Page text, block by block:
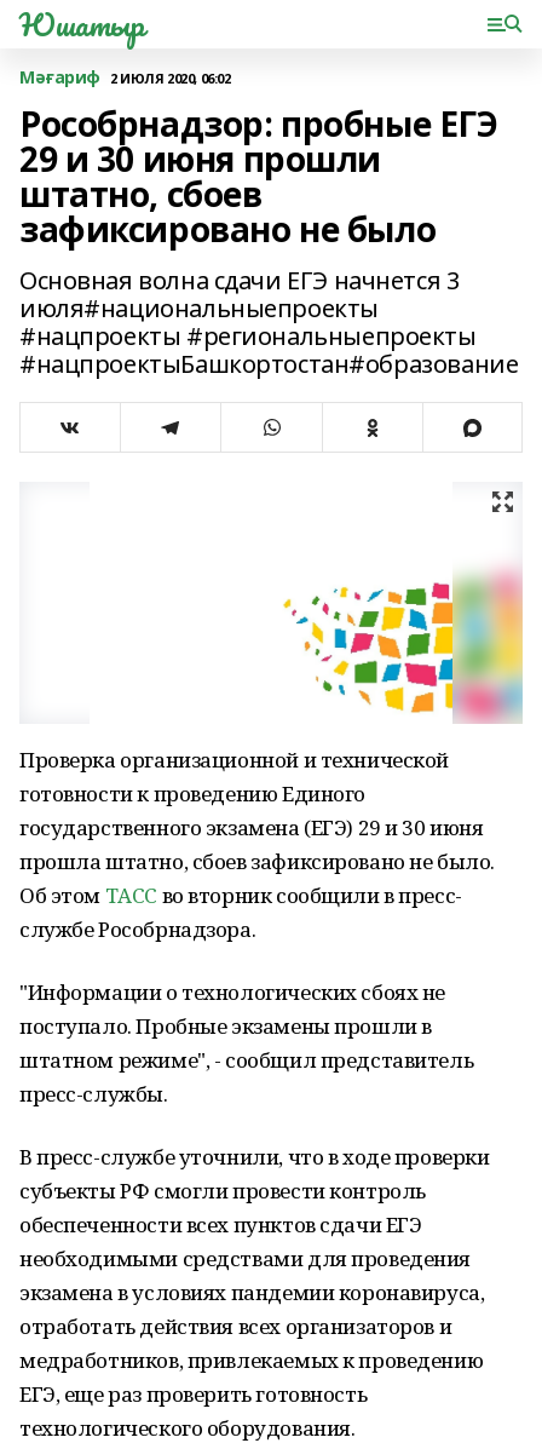
Юшатыр
Мәғариф 2 ИЮЛЯ 2020, 06:02
Рособрнадзор: пробные ЕГЭ
29 и 30 июня прошли
штатно, сбоев
зафиксировано не было
Основная волна сдачи ЕГЭ начнется 3
июля#национальныепроекты
#нацпроекты #региональныепроекты
#нацпроектыБашкортостан#образование
Проверка организационной и технической
готовности к проведению Единого
государственного экзамена (ЕГЭ) 29 и 30 июня
прошла штатно, сбоев зафиксировано не было.
Об этом ТАСС во вторник сообщили в пресс-
службе Рособрнадзора.
"Информации о технологических сбоях не
поступало. Пробные экзамены прошли в
штатном режиме", - сообщил представитель
пресс-службы.
В пресс-службе уточнили, что в ходе проверки
субъекты РФ смогли провести контроль
обеспеченности всех пунктов сдачи ЕГЭ
необходимыми средствами для проведения
экзамена в условиях пандемии коронавируса,
отработать действия всех организаторов и
медработников, привлекаемых к проведению
ЕГЭ, еще раз проверить готовность
технологического оборудования.